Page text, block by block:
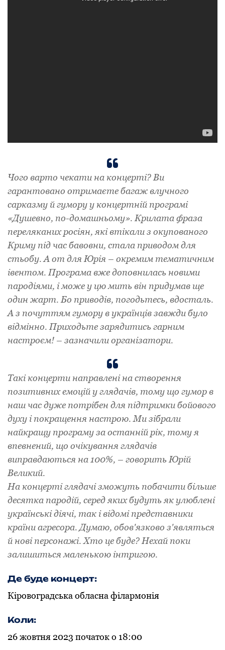
Чого варто чекати на концерті? Ви
гарантовано отримаєте багаж влучного
сарказму й гумору у концертній програмі
«Душевно, по-домашньому». Крилата фраза
переляканих росіян, які втікали з окупованого
Криму під час бавовни, стала приводом для
стьобу. А от для Юрія – окремим тематичним
івентом. Програма вже доповнилась новими
пародіями, і може у цю мить він придумав ще
один жарт. Бо приводів, погодьтесь, вдосталь.
А з почуттям гумору в українців завжди було
відмінно. Приходьте зарядитись гарним
настроєм! – зазначили організатори.
Такі концерти направлені на створення
позитивних емоцій у глядачів, тому що гумор в
наш час дуже потрібен для підтримки бойового
духу і покращення настрою. Ми зібрали
найкращу програму за останній рік, тому я
впевнений, що очікування глядачів
виправдаються на 100%, – говорить Юрій
Великий.
На концерті глядачі зможуть побачити більше
десятка пародій, серед яких будуть як улюблені
українські діячі, так і відомі представники
країни агресора. Думаю, обов'язково з'являться
й нові персонажі. Хто це буде? Нехай поки
залишиться маленькою інтригою.
Де буде концерт:
Кіровоградська обласна філармонія
Коли:
26 жовтня 2023 початок о 18:00